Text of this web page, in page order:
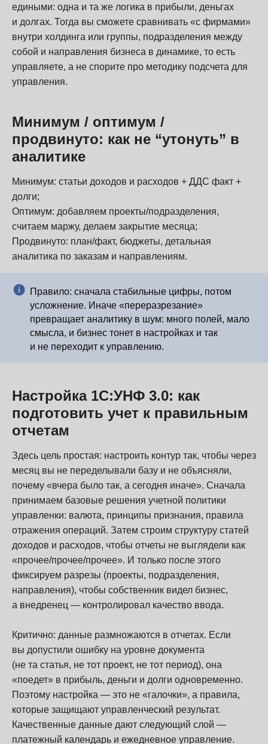
едиными: одна и та же логика в прибыли, деньгах
и долгах. Тогда вы сможете сравнивать «с фирмами»
внутри холдинга или группы, подразделения между
собой и направления бизнеса в динамике, то есть
управляете, а не спорите про методику подсчета для
управления.
Минимум / оптимум /
продвинуто: как не “утонуть” в
аналитике
Минимум: статьи доходов и расходов + ДДС факт +
долги;
Оптимум: добавляем проекты/подразделения,
считаем маржу, делаем закрытие месяца;
Продвинуто: план/факт, бюджеты, детальная
аналитика по заказам и направлениям.
Правило: сначала стабильные цифры, потом
усложнение. Иначе «переразрезание»
превращает аналитику в шум: много полей, мало
смысла, и бизнес тонет в настройках и так
и не переходит к управлению.
Настройка 1С:УНФ 3.0: как
подготовить учет к правильным
отчетам
Здесь цель простая: настроить контур так, чтобы через
месяц вы не переделывали базу и не объясняли,
почему «вчера было так, а сегодня иначе». Сначала
принимаем базовые решения учетной политики
управленки: валюта, принципы признания, правила
отражения операций. Затем строим структуру статей
доходов и расходов, чтобы отчеты не выглядели как
«прочее/прочее/прочее». И только после этого
фиксируем разрезы (проекты, подразделения,
направления), чтобы собственник видел бизнес,
а внедренец — контролировал качество ввода.
Критично: данные размножаются в отчетах. Если
вы допустили ошибку на уровне документа
(не та статья, не тот проект, не тот период), она
«поедет» в прибыль, деньги и долги одновременно.
Поэтому настройка — это не «галочки», а правила,
которые защищают управленческий результат.
Качественные данные дают следующий слой —
платежный календарь и ежедневное управление.